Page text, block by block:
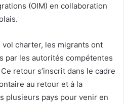
(OIM) en collaboration
vol charter, les migrants ont
par les autorités compétentes
retour s’inscrit dans le cadre
au retour et à la
plusieurs pays pour venir en